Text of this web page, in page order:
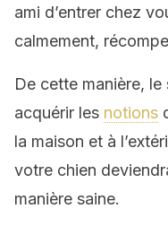
ami d’entrer chez
calmement,
De cette manière,
acquérir les notions
la maison et à
votre chien
manière saine.